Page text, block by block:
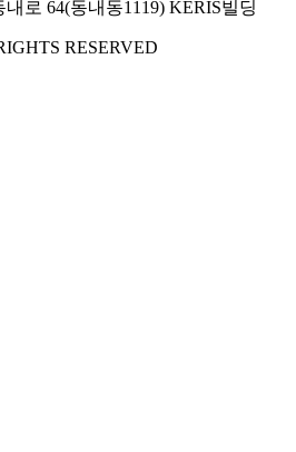
로 64(동내동1119) KERIS빌딩
RESERVED